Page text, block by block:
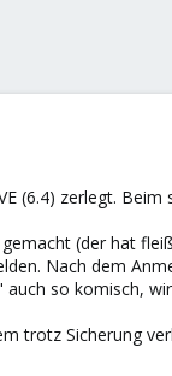
(6.4) zerlegt.
(der hat
Nach dem
so komisch,
trotz Sicherung